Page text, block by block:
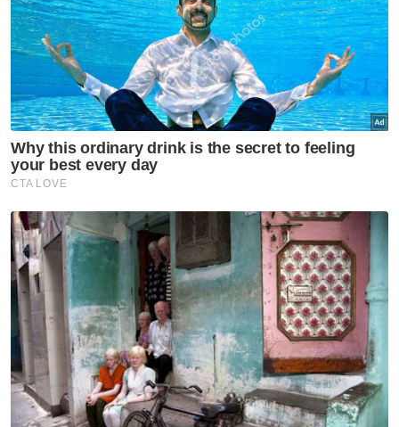
Muat turun aplikasi Sinar Harian.Klik di sini!
Harap bantu kajian selidik kami dan
dapatkan baucar tunai.
×
Di manakah anda tinggal?
Johor
K. Lumpur
Kedah
Kelantan
Labuan
Melaka
N. Sembilan
Pahang